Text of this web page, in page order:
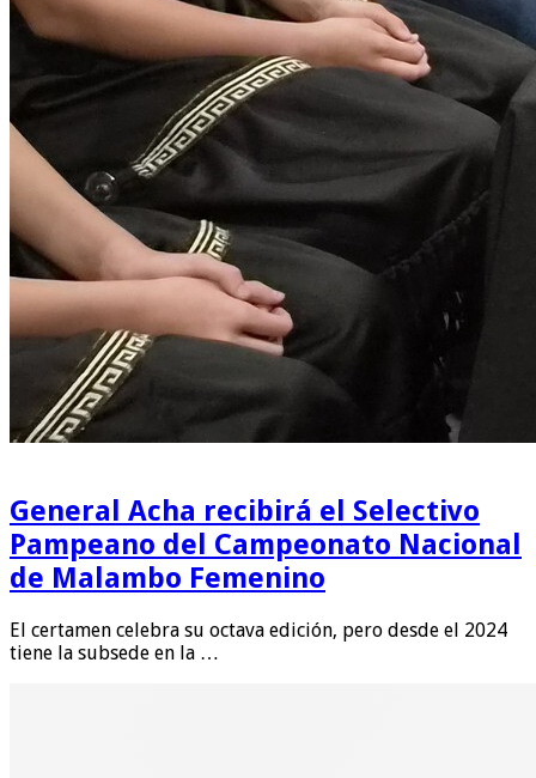
General Acha recibirá el Selectivo
Pampeano del Campeonato Nacional
de Malambo Femenino
El certamen celebra su octava edición, pero desde el 2024
tiene la subsede en la …